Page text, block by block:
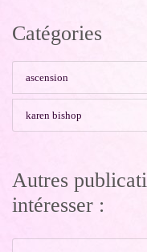
Catégories
ascension
karen bishop
Autres
intéresser :